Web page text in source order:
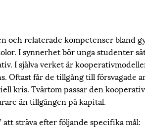
och relaterade kompetenser bland
I synnerhet bör unga studenter
I själva verket är
Oftast får de tillgång till försvagade
kris. Tvärtom passar den
än tillgången på kapital.
sträva efter följande specifika mål: